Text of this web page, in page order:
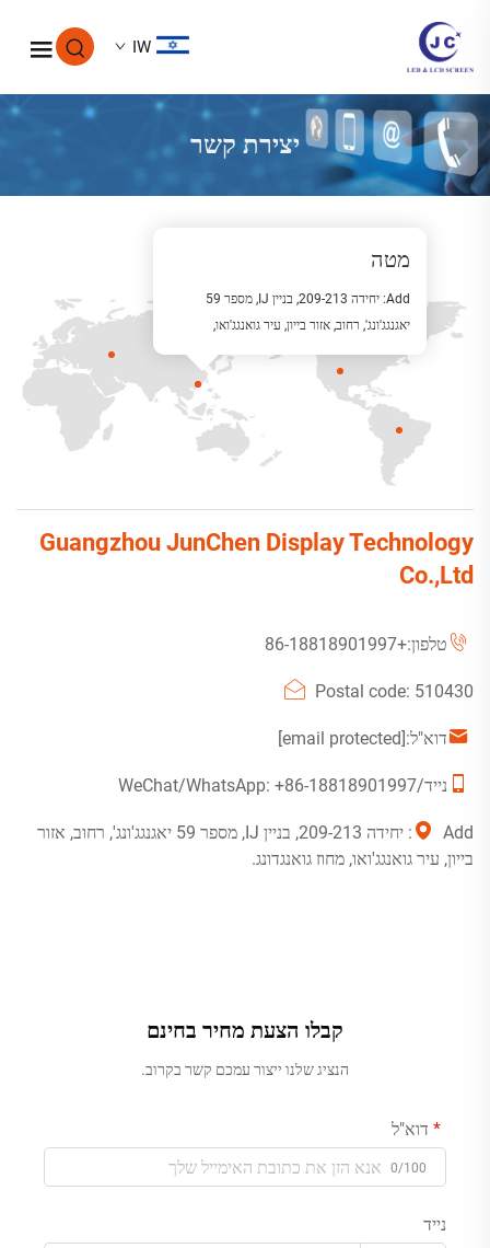
IW
יצירת קשר
מטה
Add: יחידה 209-213, בניין IJ, מספר 59
יאגנגג'ונג', רחוב, אזור בייון, עיר גואנגג'ואו,
מחוז גואנגדונג.
Guangzhou JunChen Display Technology
Co.,Ltd
טלפון:+86-18818901997
Postal code: 510430
דוא"ל: [email protected]
נייד/WeChat/WhatsApp:+86-18818901997
Add: יחידה 209-213, בניין IJ, מספר 59 יאגנגג'ונג', רחוב, אזור
בייון, עיר גואנגג'ואו, מחוז גואנגדונג.
קבלו הצעת מחיר בחינם
הנציג שלנו ייצור עמכם קשר בקרוב.
דוא"ל
0/100
נייד